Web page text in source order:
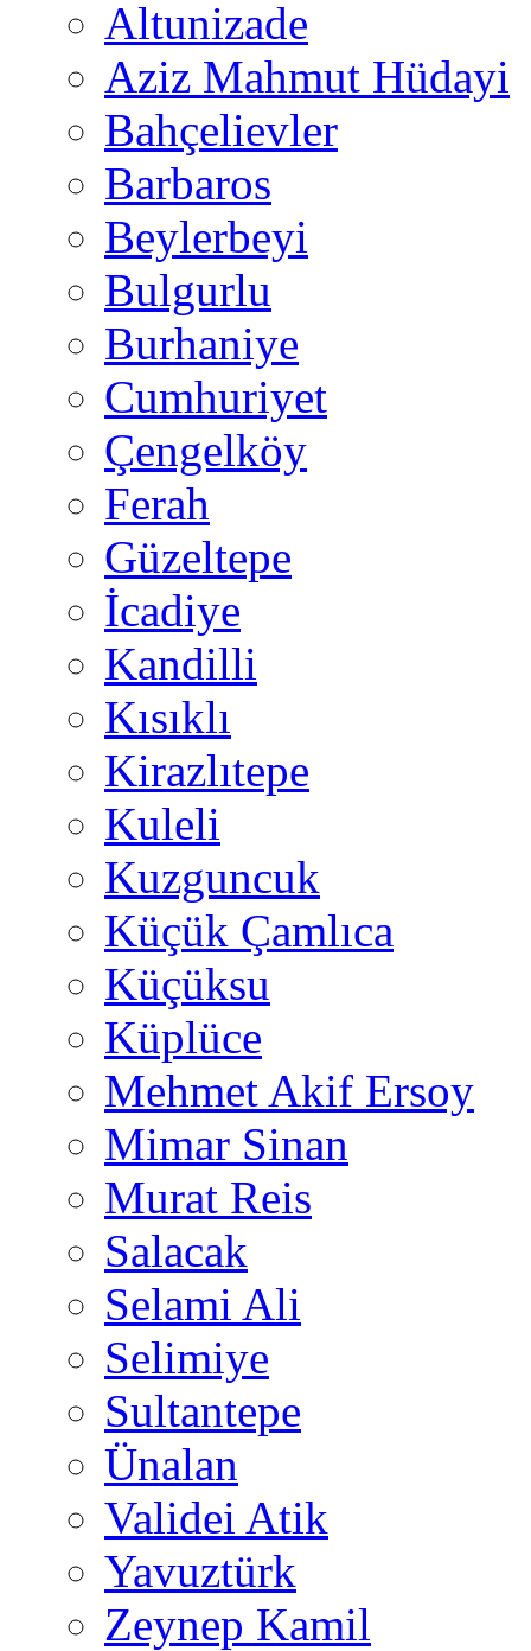
Altunizade
Aziz Mahmut Hüdayi
Bahçelievler
Barbaros
Beylerbeyi
Bulgurlu
Burhaniye
Cumhuriyet
Çengelköy
Ferah
Güzeltepe
İcadiye
Kandilli
Kısıklı
Kirazlıtepe
Kuleli
Kuzguncuk
Küçük Çamlıca
Küçüksu
Küplüce
Mehmet Akif Ersoy
Mimar Sinan
Murat Reis
Salacak
Selami Ali
Selimiye
Sultantepe
Ünalan
Validei Atik
Yavuztürk
Zeynep Kamil